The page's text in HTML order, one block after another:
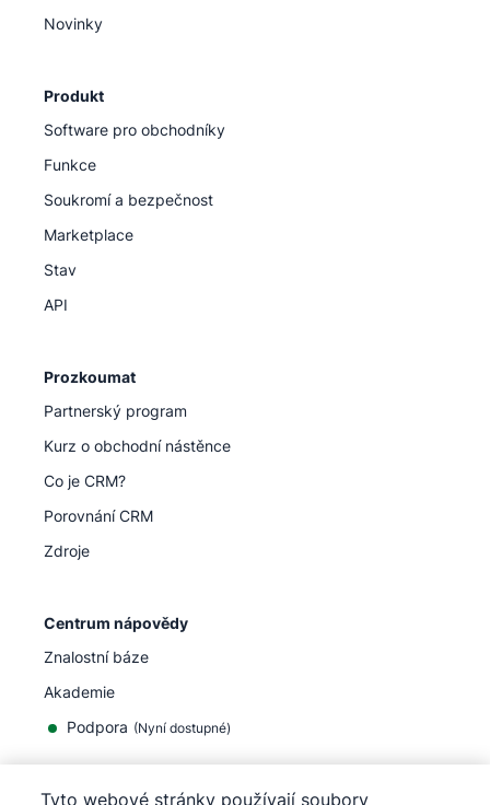
Novinky
Produkt
Software pro obchodníky
Funkce
Soukromí a bezpečnost
Marketplace
Stav
API
Prozkoumat
Partnerský program
Kurz o obchodní nástěnce
Co je CRM?
Porovnání CRM
Zdroje
Centrum nápovědy
Znalostní báze
Akademie
Podpora (Nyní dostupné)
Tyto webové stránky používají soubory